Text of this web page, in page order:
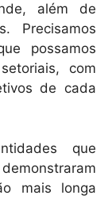
além de
Precisamos
possamos
com
de cada
que
mais longa